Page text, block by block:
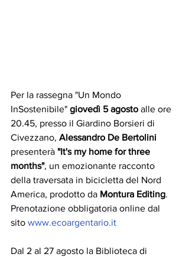
Per la rassegna "Un Mondo
InSostenibile" giovedì 5 agosto alle ore
20.45, presso il Giardino Borsieri di
Civezzano, Alessandro De Bertolini
presenterà "It's my home for three
months", un emozionante racconto
della traversata in bicicletta del Nord
America, prodotto da Montura Editing.
Prenotazione obbligatoria online dal
sito www.ecoargentario.it
Dal 2 al 27 agosto la Biblioteca di